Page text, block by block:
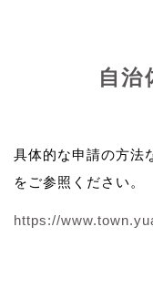
自治
具体的な申請の方法
をご参照ください。
https://